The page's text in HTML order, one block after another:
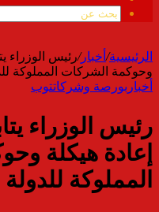
الموقع
الرئيسية/ أخبار/رئيس الوزراء
وحوكمة الشركات المملوكة
أخبار بورصة وشركاتتوب
رئيس الوزراء
إعادة هيكلة
المملوكة للدولة